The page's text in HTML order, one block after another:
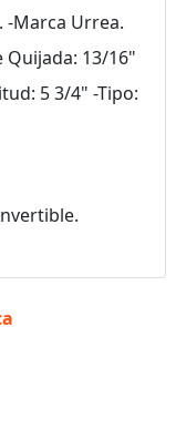
-Marca Urrea.
Quijada: 13/16"
5 3/4" -Tipo: